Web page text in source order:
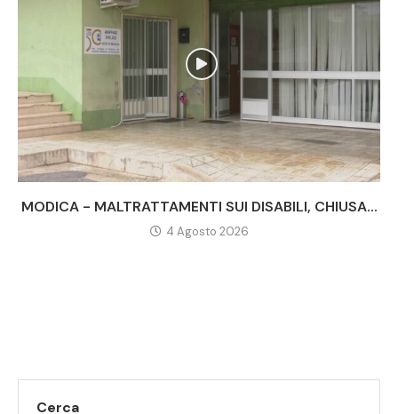
MODICA - MALTRATTAMENTI SUI DISABILI, CHIUSA...
4 Agosto 2026
Cerca